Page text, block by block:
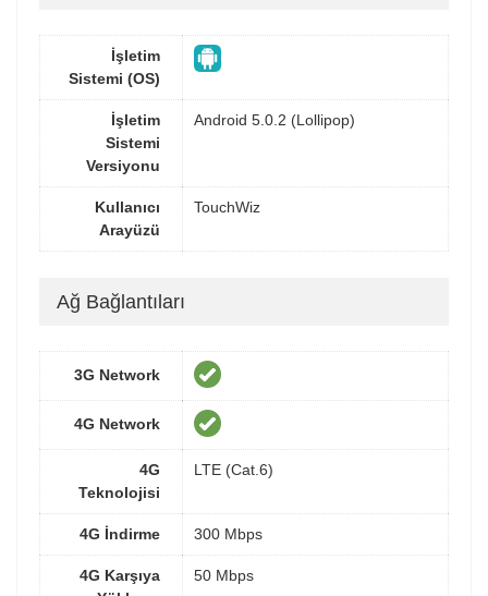
İşletim
Sistemi (OS)
İşletim
Sistemi
Versiyonu
Android 5.0.2 (Lollipop)
Kullanıcı
Arayüzü
TouchWiz
Ağ Bağlantıları
3G Network
4G Network
4G
Teknolojisi
LTE (Cat.6)
4G İndirme 300 Mbps
4G Karşıya
50 Mbps